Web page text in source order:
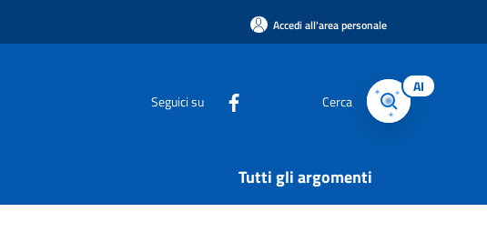
Accedi all'area personale
Seguici su Cerca
AI
Tutti gli argomenti